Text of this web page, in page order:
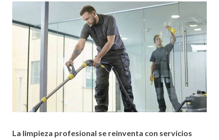
La limpieza profesional se reinventa con servicios